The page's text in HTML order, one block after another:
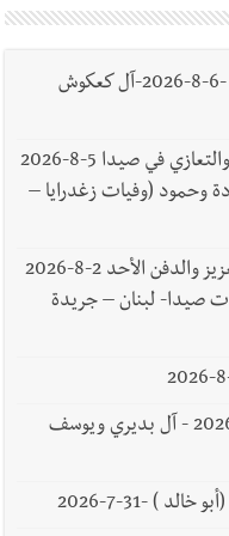
وفاة الحاجة رقية محمد حمودة -الدفن -6-8-2026-آل كعكوش
وفاة مصطفى محمد موسى 3-8-2026 والتعازي في صيدا 5-8-2026
وحمود (وفيات زغدرايا –
وفاة الشاب موسى محمد خلف عبد العزيز والدفن الأحد 2-8-2026
صيدا- لبنان – جريدة
وفاة بدرية يوسف بديري -الدفن 1-8-2026 - آل بديري ويوسف
) -31-7-2026